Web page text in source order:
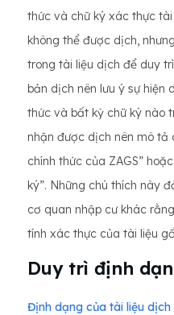
thức và chữ ký xác thực
không thể được dịch,
trong tài liệu dịch để duy
bản dịch nên lưu ý sự hiện
thức và bất kỳ chữ ký nào
nhận được dịch nên mô tả
chính thức của ZAGS”
ký”. Những chú thích này
cơ quan nhập cư khác
tính xác thực của tài liệu
Duy trì định
Định dạng của tài liệu dịch